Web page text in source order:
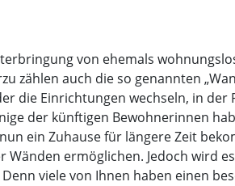
von ehemals
zählen auch die so genannten
die Einrichtungen wechseln, in
der künftigen Bewohnerinnen
ein Zuhause für längere Zeit
ermöglichen. Jedoch wird
viele von Ihnen haben einen